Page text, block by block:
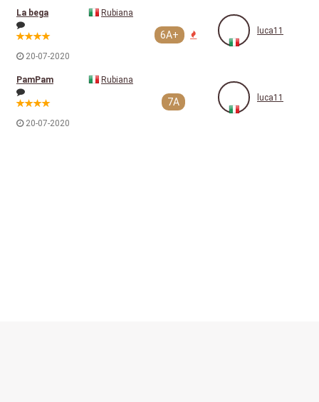
La bega
20-07-2020
Rubiana
6A+ luca11
PamPam
20-07-2020
Rubiana
7A luca11